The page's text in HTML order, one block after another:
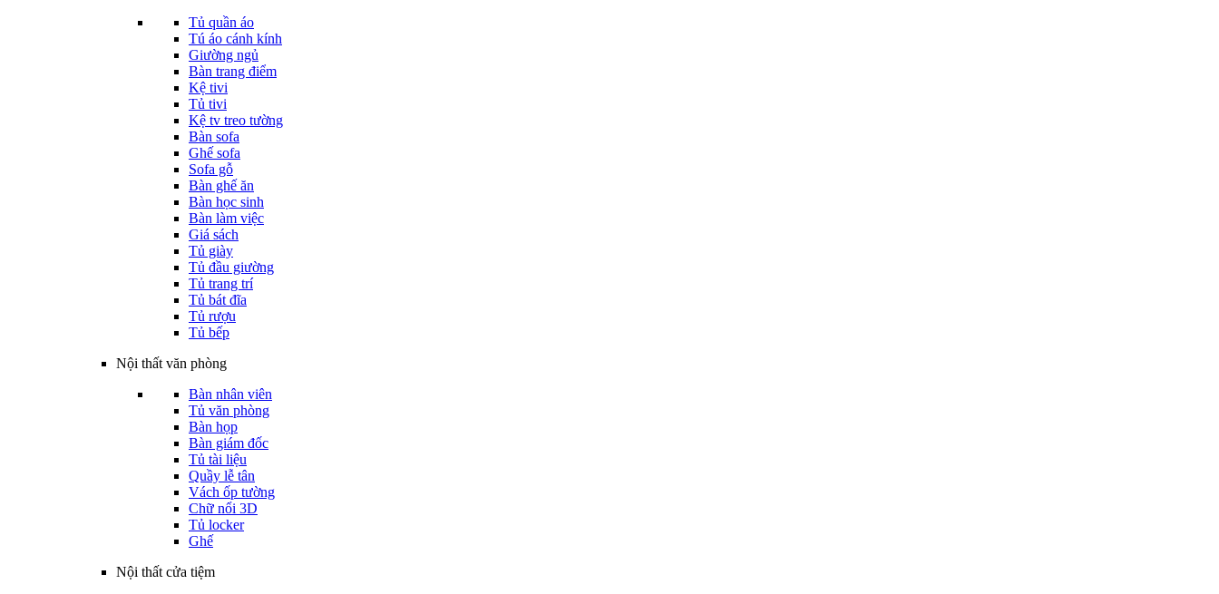
Tủ quần áo
Tú áo cánh kính
Giường ngủ
Bàn trang điểm
Kệ tivi
Tủ tivi
Kệ tv treo tường
Bàn sofa
Ghế sofa
Sofa gỗ
Bàn ghế ăn
Bàn học sinh
Bàn làm việc
Giá sách
Tủ giày
Tủ đầu giường
Tủ trang trí
Tủ bát đĩa
Tủ rượu
Tủ bếp
Nội thất văn phòng
Bàn nhân viên
Tủ văn phòng
Bàn họp
Bàn giám đốc
Tủ tài liệu
Quầy lễ tân
Vách ốp tường
Chữ nổi 3D
Tủ locker
Ghế
Nội thất cửa tiệm